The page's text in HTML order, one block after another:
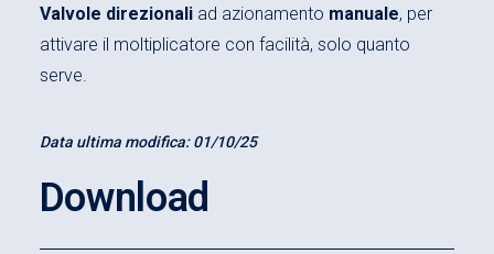
Valvole direzionaliad azionamento manuale, per
attivare il moltiplicatore con facilità, solo quanto
serve.
Data ultima modifica:01/10/25
Download